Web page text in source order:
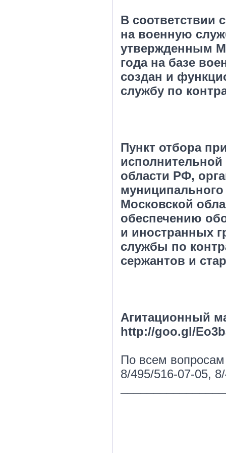
В соответствии
на военную
утвержденным
года на базе
создан и
службу по
Пункт отбора
области РФ,
Московской
обеспечению
и иностранных
службы по
сержантов и
Агитационный
http://goo.gl/Eo
По всем
8/495/516-07-05,